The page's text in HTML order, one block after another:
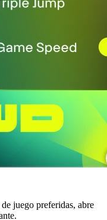
juego preferidas, abre